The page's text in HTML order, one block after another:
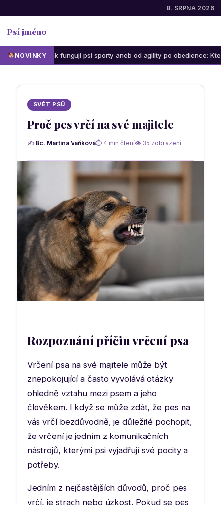
8. SRPNA 2026
Psí jméno
NOVINKY
Jak fungují psí sporty aneb od agility po obedience: Která
SVĚT PSŮ
Proč pes vrčí na své majitele
✍ Bc. Martina Vaňková⏱ 4 min čtení👁 35 zobrazení
Rozpoznání příčin vrčení psa
Vrčení psa na své majitele může být
znepokojující a často vyvolává otázky
ohledně vztahu mezi psem a jeho
člověkem. I když se může zdát, že pes na
vás vrčí bezdůvodně, je důležité pochopit,
že vrčení je jedním z komunikačních
nástrojů, kterými psi vyjadřují své pocity a
potřeby.
Jedním z nejčastějších důvodů, proč pes
vrčí, je strach nebo úzkost. Pokud se pes